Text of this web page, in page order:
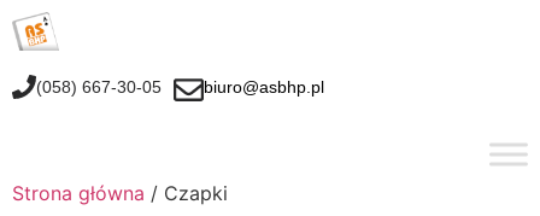
(058) 667-30-05 biuro@asbhp.pl
Strona główna / Czapki